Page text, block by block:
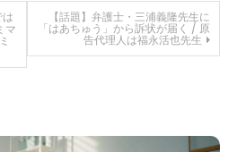
マ
【話題】弁護士・三浦義隆先生に
「はあちゅう」から訴状が届く / 原
告代理人は福永活也先生